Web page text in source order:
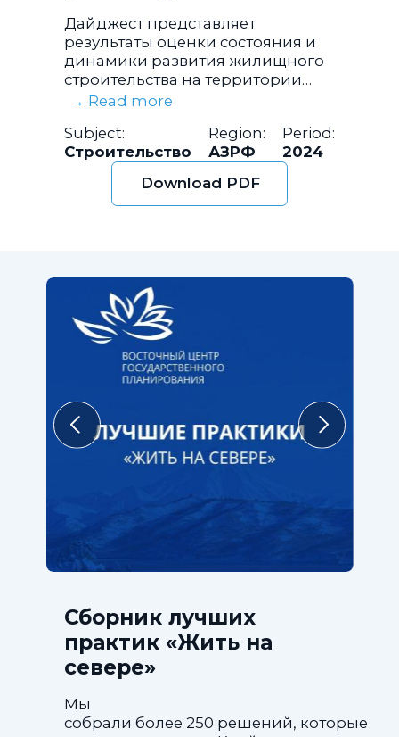
Дайджест представляет
результаты оценки состояния и
динамики развития жилищного
строительства на территории
Арктической зоны Российской
→ Read more
Download PDF
Subject:
Строительство
Region:
АЗРФ
Period:
2024
Сборник лучших
практик «Жить на
севере»
Мы
собрали более 250 решений, которые